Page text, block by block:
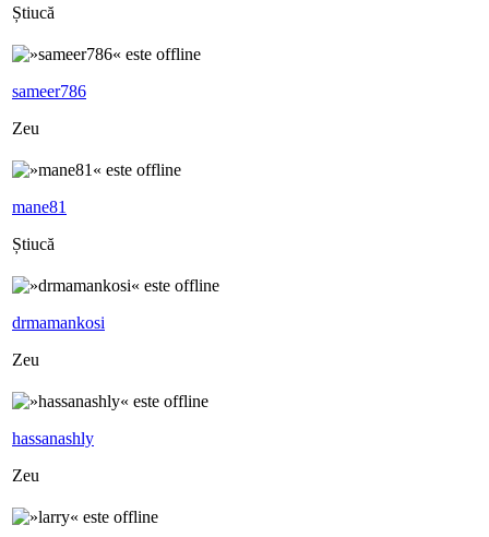
Știucă
sameer786
Zeu
mane81
Știucă
drmamankosi
Zeu
hassanashly
Zeu